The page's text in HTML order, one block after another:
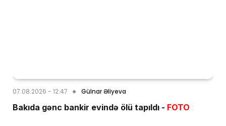
07.08.2026 - 12:47 Gülnar Əliyeva
Bakıda gənc bankir evində ölü tapıldı - FOTO